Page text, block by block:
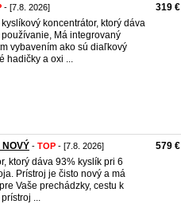
- [7.8. 2026]
koncentrátor, ktorý dáva
Má integrovaný
vybavením ako sú diaľkový
hadičky a oxi ...
319 €
- TOP - [7.8. 2026]
ktorý dáva 93% kyslík pri 6
Prístroj je čisto nový a má
Vaše prechádzky, cestu k
...
579 €